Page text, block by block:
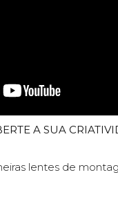
A SUA
lentes de